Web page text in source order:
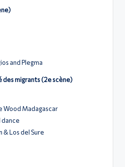
and Plegma
des migrants (2e scène)
Wood Madagascar
dance
Los del Sure